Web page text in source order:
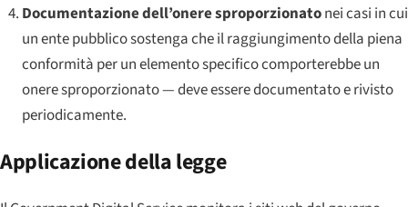
Documentazione dell’onere sproporzionatonei casi in cui
un ente pubblico sostenga che il raggiungimento della piena
conformità per un elemento specifico comporterebbe un
onere sproporzionato — deve essere documentato e rivisto
periodicamente.
Applicazione della legge